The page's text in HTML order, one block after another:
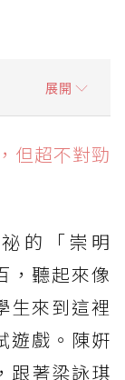
展開
超不對勁的
班比鬼還可
打造全新原
蝓少女嚇到
，母愛變壓
但超不對勁
的「崇明
，聽起來像
生來到這裡
遊戲。陳姸
跟著梁詠琪